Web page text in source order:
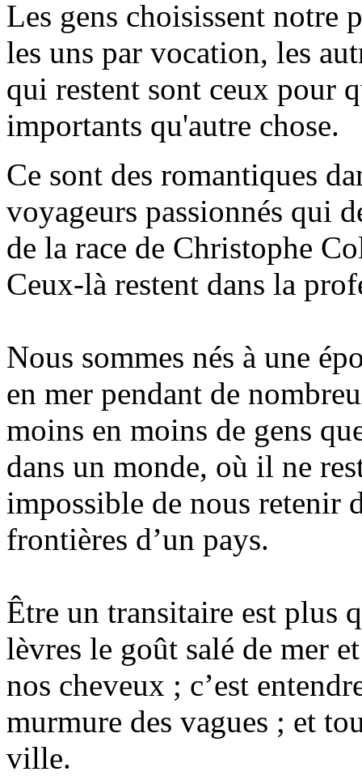
Les gens choisissent notre
les uns par vocation, les
qui restent sont ceux pour
importants qu'autre chose.
Ce sont des romantiques
voyageurs passionnés qui
de la race de Christophe
Ceux-là restent dans la
Nous sommes nés à une
en mer pendant de
moins en moins de gens
dans un monde, où il ne
impossible de nous retenir
frontières d’un pays.
Être un transitaire est plus
lèvres le goût salé de mer
nos cheveux ; c’est
murmure des vagues ; et
ville.